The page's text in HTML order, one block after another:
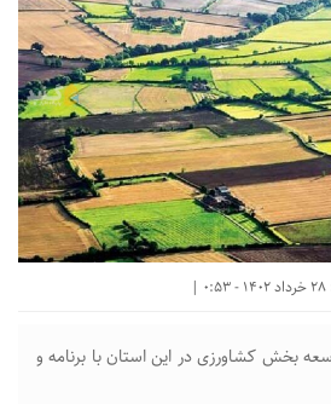
بخش کشاورزی در این استان با برنامه و